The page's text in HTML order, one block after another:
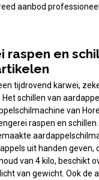
aanbod
raspen en
tijdrovend karwei,
schillen van
van
raspen en
uit handen geven,
van 4 kilo, beschikt
van gewicht. Ook de